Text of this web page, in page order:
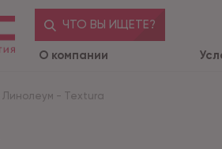
ЧТО ВЫ ИЩЕТЕ?
О компании
Линолеум - Textura